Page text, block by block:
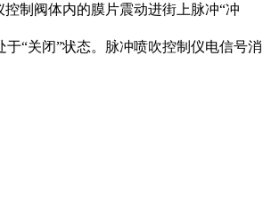
制阀体内的膜片震动进街上脉冲“冲
“关闭”状态。脉冲喷吹控制仪电信号消